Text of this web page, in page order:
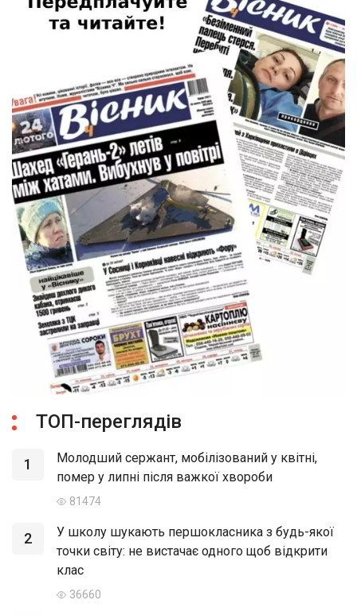
ТОП-переглядів
1
Молодший сержант, мобілізований у квітні,
помер у липні після важкої хвороби
81474
2
У школу шукають першокласника з будь-якої
точки світу: не вистачає одного щоб відкрити
клас
36660